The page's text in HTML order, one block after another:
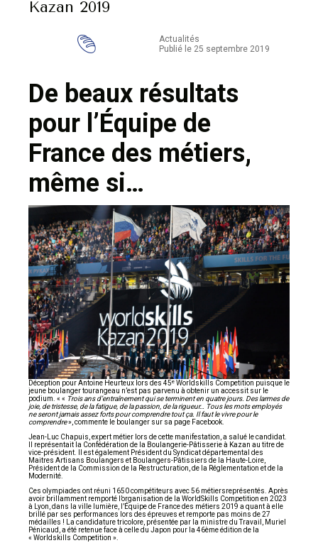
Kazan 2019
Actualités
Publié le 25 septembre 2019
De beaux résultats
pour l’Équipe de
France des métiers,
même si…
Déception pour Antoine Heurteux lors des 45e Worldskills Competition puisque le
jeune boulanger tourangeau n’est pas parvenu à obtenir un accessit sur le
podium. « « Trois ans d’entraînement qui se terminent en quatre jours. Des larmes de
joie, de tristesse, de la fatigue, de la passion, de la rigueur… Tous les mots employés
ne seront jamais assez forts pour comprendre tout ça. Il faut le vivre pour le
comprendre», commente le boulanger sur sa page Facebook.
Jean-Luc Chapuis, expert métier lors de cette manifestation, a salué le candidat.
Il représentait la Confédération de la Boulangerie-Pâtisserie à Kazan au titre de
vice-président. Il est également Président du Syndicat départemental des
Maitres Artisans Boulangers et Boulangers-Pâtissiers de la Haute-Loire,
Président de la Commission de la Restructuration, de la Réglementation et de la
Modernité.
Ces olympiades ont réuni 1650 compétiteurs avec 56 métiersreprésentés. Après
avoir brillamment remporté l’organisation de la WorldSkills Competition en 2023
à Lyon, dans la ville lumière, l’Équipe de France des métiers 2019 a quant à elle
brillé par ses performances lors des épreuves et remporte pas moins de 27
médailles ! La candidature tricolore, présentée par la ministre du Travail, Muriel
Pénicaud, a été retenue face à celle du Japon pour la 46ème édition de la
« Worldskills Competition ».